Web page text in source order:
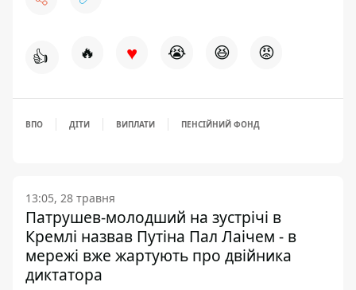
👍 🔥 ♥ 😭 😆 😡
ВПО ДІТИ ВИПЛАТИ ПЕНСІЙНИЙ ФОНД
13:05, 28 травня
Патрушев-молодший на зустрічі в
Кремлі назвав Путіна Пал Лаічем - в
мережі вже жартують про двійника
диктатора